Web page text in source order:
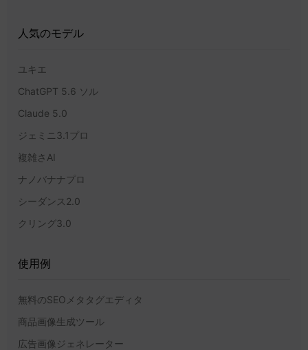
人気のモデル
ユキエ
ChatGPT 5.6 ソル
Claude 5.0
ジェミニ3.1プロ
複雑さAI
ナノバナナプロ
シーダンス2.0
クリング3.0
使用例
無料のSEOメタタグエディタ
商品画像生成ツール
広告画像ジェネレーター